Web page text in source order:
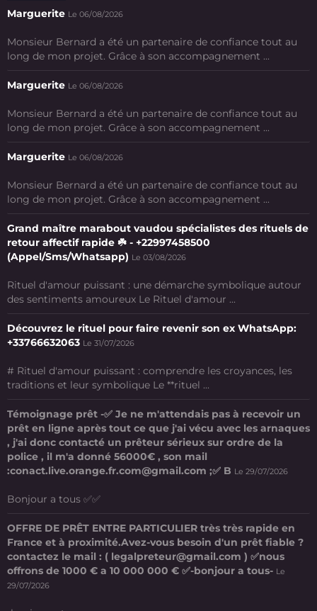
Marguerite Le 06/08/2026
Monsieur Bernard a été un partenaire de confiance tout au
long de mon projet. Grâce à son accompagnement ...
Marguerite Le 06/08/2026
Monsieur Bernard a été un partenaire de confiance tout au
long de mon projet. Grâce à son accompagnement ...
Marguerite Le 06/08/2026
Monsieur Bernard a été un partenaire de confiance tout au
long de mon projet. Grâce à son accompagnement ...
Grand maître marabout vaudou spécialistes des rituels de
retour affectif rapide ☘️ - +22997458500
(Appel/Sms/Whatsapp) Le 03/08/2026
Rituel d'amour puissant : une démarche symbolique autour
des sentiments amoureux Le Rituel d'amour ...
Découvrez le rituel pour faire revenir son ex WhatsApp:
+33766632063 Le 31/07/2026
# Rituel d'amour puissant : comprendre les croyances, les
traditions et leur symbolique Le **rituel ...
Témoignage prêt -✅ Je ne m'attendais pas à recevoir un
prêt en ligne après tout ce que j'ai vécu avec les arnaques
, j'ai donc contacté un prêteur sérieux sur ordre de la
police , il m'a donné 56000€ , son mail
:conact.live.orange.fr.com@gmail.com ;✅ B Le 29/07/2026
Bonjour a tous ✅✅
OFFRE DE PRÊT ENTRE PARTICULIER très très rapide en
France et à proximité.Avez-vous besoin d'un prêt fiable ?
contactez le mail : ( legalpreteur@gmail.com ) ✅nous
offrons de 1000 € a 10 000 000 € ✅-bonjour a tous- Le
29/07/2026